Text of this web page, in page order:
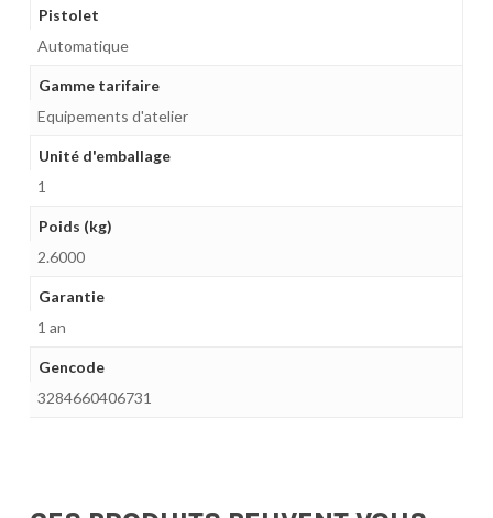
Pistolet
Automatique
Gamme tarifaire
Equipements d'atelier
Unité d'emballage
1
Poids (kg)
2.6000
Garantie
1 an
Gencode
3284660406731